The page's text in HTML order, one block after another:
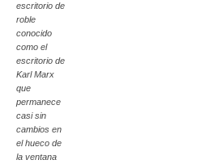
escritorio de
roble
conocido
como el
escritorio de
Karl Marx
que
permanece
casi sin
cambios en
el hueco de
la ventana